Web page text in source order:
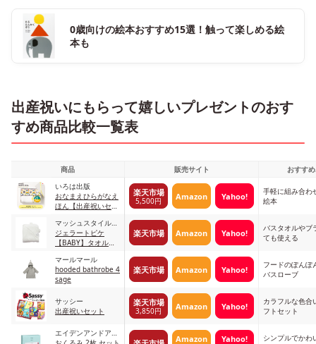
0歳向けの絵本おすすめ15選！触って楽しめる絵
本も
出産祝いにもらって嬉しいプレゼントのおす
すめ商品比較一覧表
商品 販売サイト
おすす
いろは出版
おなまえひらがなえ
ほん【出産祝いセッ
楽天市場
5,500円 Amazon Yahoo!
手軽に組み合わ
絵本
マッシュスタイルラ
ボ
ジェラートピケ
【BABY】タオルブ
楽天市場 Amazon Yahoo!
バスタオルやブ
ても使える
マールマール
hooded bathrobe 4
sage
楽天市場 Amazon Yahoo!
フードのぽんぽ
バスローブ
サッシー
出産祝いセット
楽天市場
3,850円 Amazon Yahoo!
カラフルな色合
フトセット
エイデンアンドアネ
Amazon Yahoo!
シンプルでかわ